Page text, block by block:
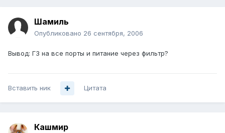
Шамиль
Опубликовано 26 сентября, 2006
Вывод: ГЗ на все порты и питание через фильтр?
Вставить ник Цитата
Кашмир